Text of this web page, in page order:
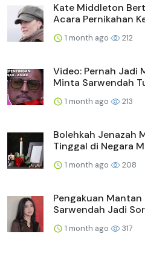
Kate Middleton
Acara Pernikahan
1 month ago 212
Video: Pernah Jadi
Minta Sarwendah
1 month ago 213
Bolehkah Jenazah
Tinggal di Negara
1 month ago 208
Pengakuan Mantan
Sarwendah Jadi
1 month ago 317